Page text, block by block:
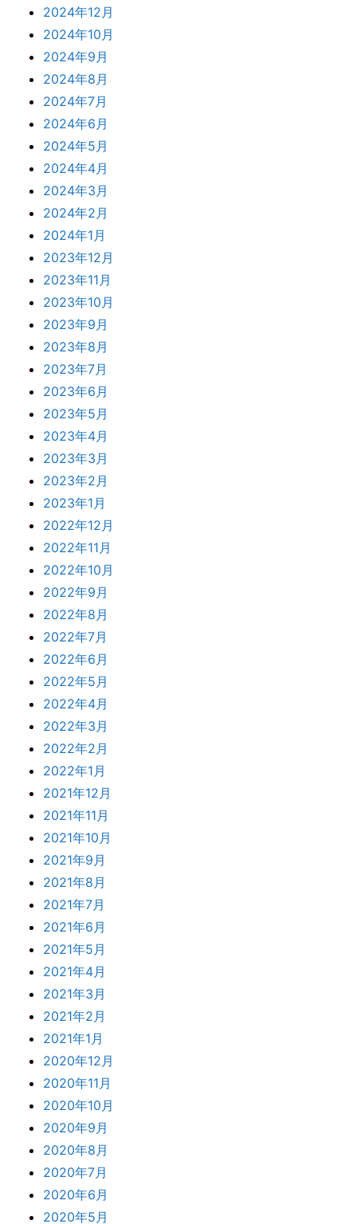
2024年12月
2024年10月
2024年9月
2024年8月
2024年7月
2024年6月
2024年5月
2024年4月
2024年3月
2024年2月
2024年1月
2023年12月
2023年11月
2023年10月
2023年9月
2023年8月
2023年7月
2023年6月
2023年5月
2023年4月
2023年3月
2023年2月
2023年1月
2022年12月
2022年11月
2022年10月
2022年9月
2022年8月
2022年7月
2022年6月
2022年5月
2022年4月
2022年3月
2022年2月
2022年1月
2021年12月
2021年11月
2021年10月
2021年9月
2021年8月
2021年7月
2021年6月
2021年5月
2021年4月
2021年3月
2021年2月
2021年1月
2020年12月
2020年11月
2020年10月
2020年9月
2020年8月
2020年7月
2020年6月
2020年5月